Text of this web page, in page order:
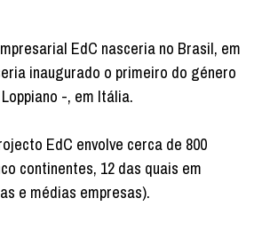
EdC nasceria no Brasil, em
inaugurado o primeiro do género
-, em Itália.
EdC envolve cerca de 800
continentes, 12 das quais em
e médias empresas).